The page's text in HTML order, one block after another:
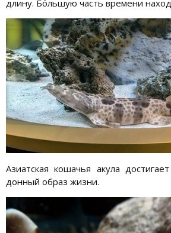
длину. Бо́льшую часть времени
Азиатская кошачья акула
донный образ жизни.